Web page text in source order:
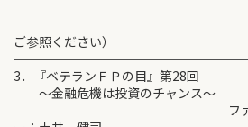
（解答は
ご参照ください）
3．『ベテランＦＰの目』第28回
～金融危機は投資のチャンス～
ファイナンシャ